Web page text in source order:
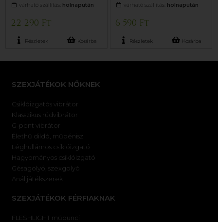
várható szállítás: holnapután
22 290 Ft
Részletek Kosárba
várható szállítás: holnapután
6 590 Ft
Részletek Kosárba
SZEXJÁTÉKOK NŐKNEK
Csiklóizgatós vibrátor
Klasszikus rúdvibrátor
G-pont vibrátor
Élethű dildó, műpénisz
Léghullámos csiklóizgató
Hagyományos csiklóizgató
Gésagolyó, szexgolyó
Anál játékszerek
SZEXJÁTÉKOK FÉRFIAKNAK
FLESHLIGHT műpunci